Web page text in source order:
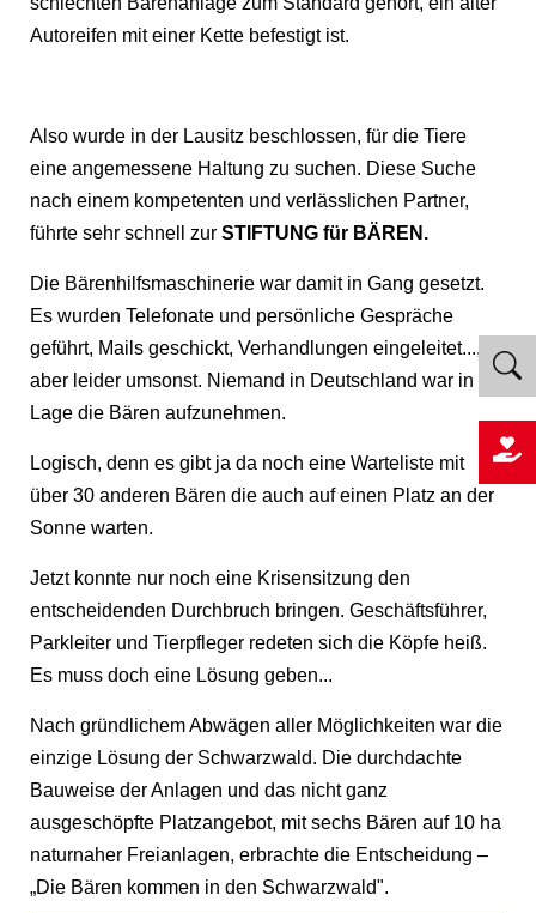
Autoreifen mit einer Kette befestigt ist.
Also wurde in der Lausitz beschlossen, für die Tiere
eine angemessene Haltung zu suchen. Diese Suche
nach einem kompetenten und verlässlichen Partner,
führte sehr schnell zur STIFTUNG für BÄREN.
Die Bärenhilfsmaschinerie war damit in Gang gesetzt.
Es wurden Telefonate und persönliche Gespräche
geführt, Mails geschickt, Verhandlungen eingeleitet...,
aber leider umsonst. Niemand in Deutschland war in der
Lage die Bären aufzunehmen.
Logisch, denn es gibt ja da noch eine Warteliste mit
über 30 anderen Bären die auch auf einen Platz an der
Sonne warten.
Jetzt konnte nur noch eine Krisensitzung den
entscheidenden Durchbruch bringen. Geschäftsführer,
Parkleiter und Tierpfleger redeten sich die Köpfe heiß.
Es muss doch eine Lösung geben...
Nach gründlichem Abwägen aller Möglichkeiten war die
einzige Lösung der Schwarzwald. Die durchdachte
Bauweise der Anlagen und das nicht ganz
ausgeschöpfte Platzangebot, mit sechs Bären auf 10 ha
naturnaher Freianlagen, erbrachte die Entscheidung –
„Die Bären kommen in den Schwarzwald".